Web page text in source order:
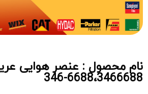
346-6688،3466688